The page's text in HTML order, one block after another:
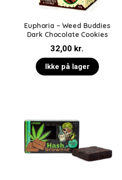
Euphoria – Weed Buddies
Dark Chocolate Cookies
32,00 kr.
Ikke på lager